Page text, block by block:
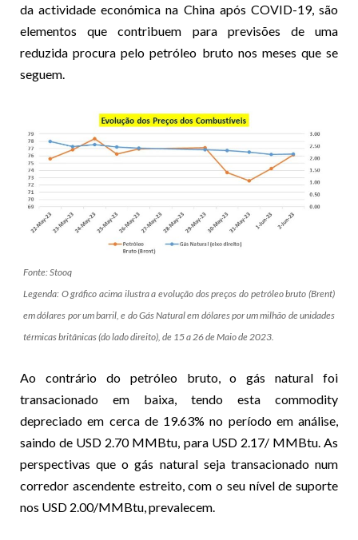
da actividade económica na China após COVID-19, são
elementos que contribuem para previsões de uma
reduzida procura pelo petróleo bruto nos meses que se
seguem.
Fonte: Stooq
Legenda: O gráfico acima ilustra a evolução dos preços do petróleo bruto (Brent)
em dólares por um barril, e do Gás Natural em dólares por um milhão de unidades
térmicas britânicas (do lado direito), de 15 a 26 de Maio de 2023.
Ao contrário do petróleo bruto, o gás natural foi
transacionado em baixa, tendo esta commodity
depreciado em cerca de 19.63% no período em análise,
saindo de USD 2.70 MMBtu, para USD 2.17/ MMBtu. As
perspectivas que o gás natural seja transacionado num
corredor ascendente estreito, com o seu nível de suporte
nos USD 2.00/MMBtu, prevalecem.